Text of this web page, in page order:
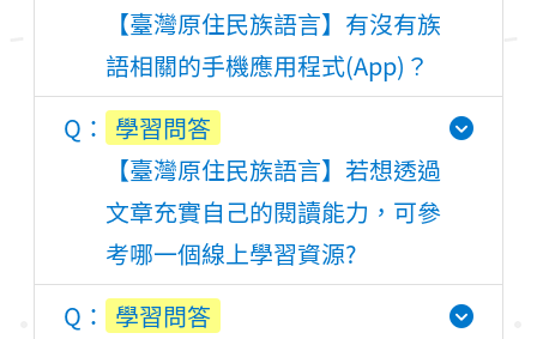
【臺灣原住民族語言】有沒有族
語相關的手機應用程式(App)？
學習問答
【臺灣原住民族語言】若想透過
文章充實自己的閱讀能力，可參
考哪一個線上學習資源?
學習問答